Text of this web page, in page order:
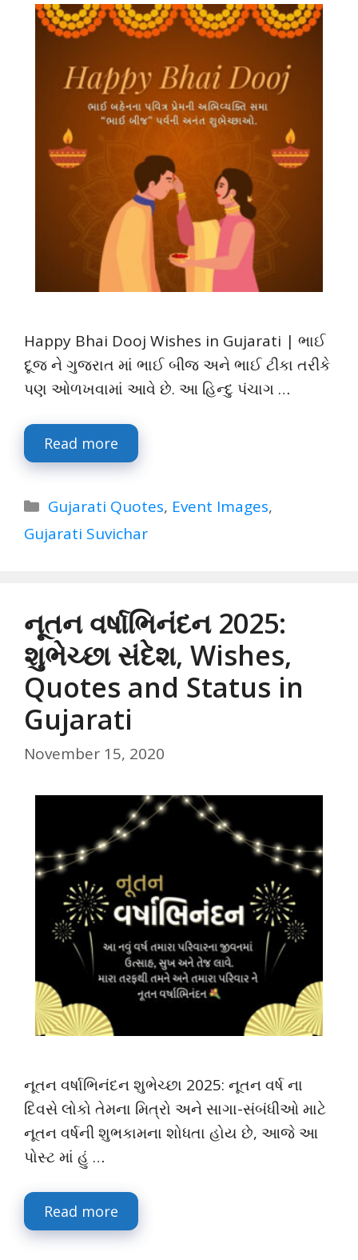
Happy Bhai Dooj Wishes in Gujarati | ભાઈ
દૂજ ને ગુજરાત માં ભાઈ બીજ અને ભાઈ ટીકા તરીકે
પણ ઓળખવામાં આવે છે. આ હિન્દુ પંચાગ …
Read more
Categories
Gujarati Quotes, Event Images,
Gujarati Suvichar
નૂતન વર્ષાભિનંદન 2025:
શુભેચ્છા સંદેશ, Wishes,
Quotes and Status in
Gujarati
November 15, 2020
નૂતન વર્ષાભિનંદન શુભેચ્છા 2025: નૂતન વર્ષ ના
દિવસે લોકો તેમના મિત્રો અને સાગા-સંબંધીઓ માટે
નૂતન વર્ષની શુભકામના શોધતા હોય છે, આજે આ
પોસ્ટ માં હું …
Read more